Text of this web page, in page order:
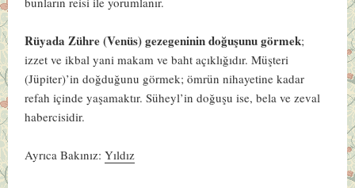
Rüyada Zühre (Venüs) gezegeninin doğuşunu görmek;
izzet ve ikbal yani makam ve baht açıklığıdır. Müşteri
(Jüpiter)’in doğduğunu görmek; ömrün nihayetine kadar
refah içinde yaşamaktır. Süheyl’in doğuşu ise, bela ve zeval
habercisidir.
Ayrıca Bakınız:Yıldız